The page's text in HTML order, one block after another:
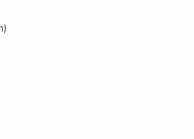
дермабразио
за детайли
за понички
за услуги за образование и
чистене